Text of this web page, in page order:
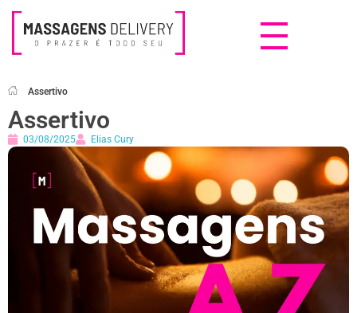
Assertivo
Assertivo
03/08/2025 Elias Cury